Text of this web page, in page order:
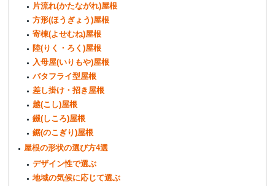
片流れ(かたながれ)屋根
方形(ほうぎょう)屋根
寄棟(よせむね)屋根
陸(りく・ろく)屋根
入母屋(いりもや)屋根
バタフライ型屋根
差し掛け・招き屋根
越(こし)屋根
錣(しころ)屋根
鋸(のこぎり)屋根
屋根の形状の選び方4選
デザイン性で選ぶ
地域の気候に応じて選ぶ